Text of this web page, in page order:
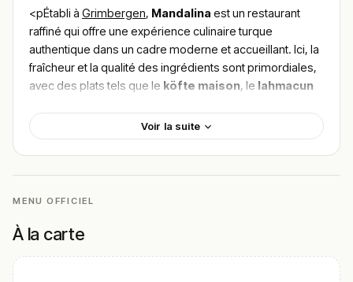
<pÉtabli à Grimbergen, Mandalina est un restaurant
raffiné qui offre une expérience culinaire turque
authentique dans un cadre moderne et accueillant. Ici, la
fraîcheur et la qualité des ingrédients sont primordiales,
avec des plats tels que le köfte maison, le lahmacun
saveurs proposées promet un voyage gustatif
exceptionnel.
par l’harmonie des saveurs et l’accueil chaleureux. Une
en plein cœur de Grimbergen.
Voir la suite
MENU OFFICIEL
À la carte